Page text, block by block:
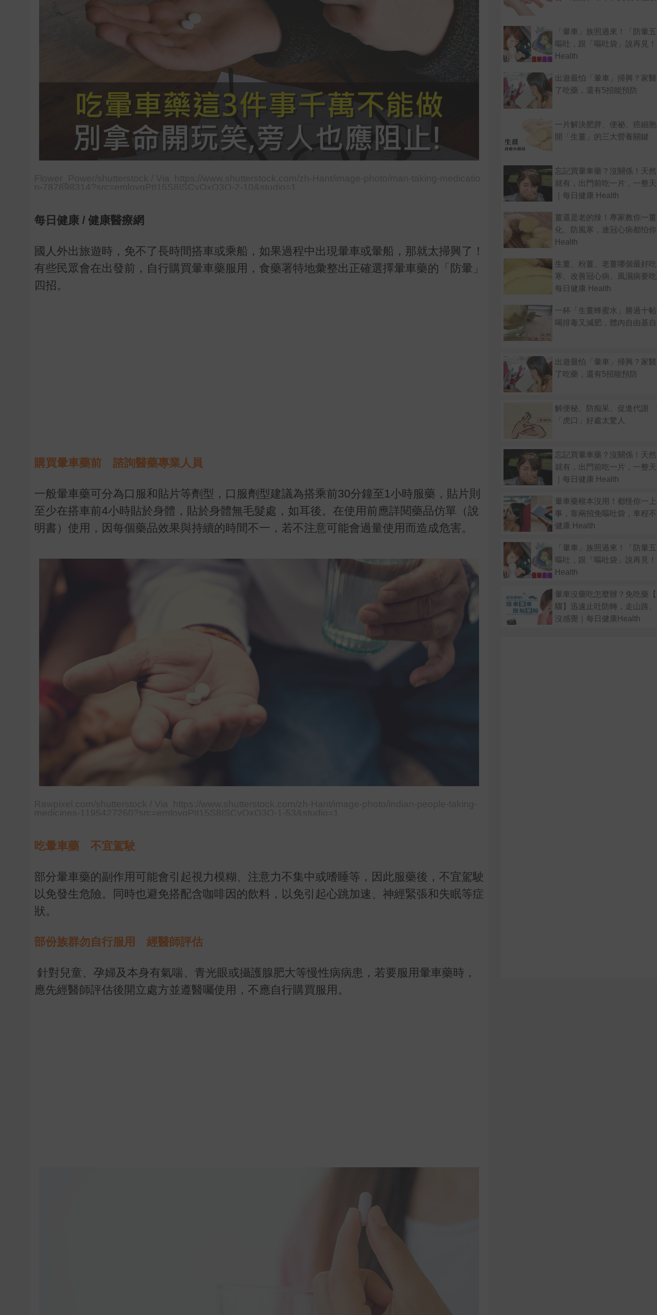
每日健康 / 健康醫療網
國人外出旅遊時，免不了長時間搭車或乘船，如果過程中出現暈車或暈船，那就太掃興了！
有些民眾會在出發前，自行購買暈車藥服用，食藥署特地彙整出正確選擇暈車藥的「防暈」
四招。
購買暈車藥前 諮詢醫藥專業人員
一般暈車藥可分為口服和貼片等劑型，口服劑型建議為搭乘前30分鐘至1小時服藥，貼片則
至少在搭車前4小時貼於身體，貼於身體無毛髮處，如耳後。在使用前應詳閱藥品仿單（說
明書）使用，因每個藥品效果與持續的時間不一，若不注意可能會過量使用而造成危害。
吃暈車藥 不宜駕駛
部分暈車藥的副作用可能會引起視力模糊、注意力不集中或嗜睡等，因此服藥後，不宜駕駛
以免發生危險。同時也避免搭配含咖啡因的飲料，以免引起心跳加速、神經緊張和失眠等症
狀。
部份族群勿自行服用 經醫師評估
針對兒童、孕婦及本身有氣喘、青光眼或攝護腺肥大等慢性病病患，若要服用暈車藥時，
應先經醫師評估後開立處方並遵醫囑使用，不應自行購買服用。
「暈車」族照過來！「防暈
嘔吐，跟「嘔吐袋」說再見
Health
出遊最怕「暈車」掃興？家
了吃藥，還有5招能預防
一片解決肥胖、便祕、癌細
開「生薑」的三大營養關鍵
忘記買暈車藥？沒關係！天
就有，出門前吃一片，一整
｜每日健康 Health
薑還是老的辣！專家教你一
化、防風寒，連冠心病都怕
Health
生薑、粉薑、老薑哪個最好
寒、改善冠心病、風濕病要
每日健康 Health
一杯「生薑蜂蜜水」勝過十
喝排毒又減肥，體內自由基
出遊最怕「暈車」掃興？家
了吃藥，還有5招能預防
解便秘、防痴呆、促進代謝
「虎口」好處太驚人
忘記買暈車藥？沒關係！天
就有，出門前吃一片，一整
｜每日健康 Health
暈車藥根本沒用！都怪你一
事，靠兩招免嘔吐袋，車程
健康 Health
「暈車」族照過來！「防暈
嘔吐，跟「嘔吐袋」說再見
Health
暈車沒藥吃怎麼辦？免吃藥
驟】迅速止吐防轉，走山路
沒感覺｜每日健康Health